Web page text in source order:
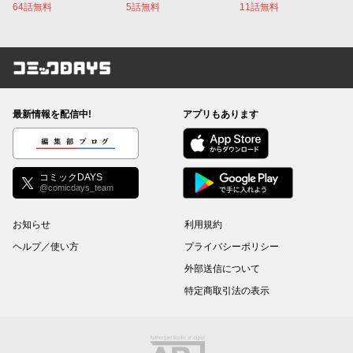
64話無料 5話無料 11話無料
コミックDAYS
最新情報を配信中!
編集部ブログ
コミックDAYS
@comicdays_team
アプリもあります
お知らせ
ヘルプ／使い方
利用規約
プライバシーポリシー
外部送信について
特定商取引法の表示